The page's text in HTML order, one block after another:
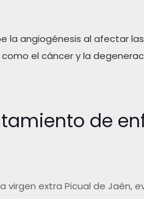
la angiogénesis al afectar
el cáncer y la
de
extra Picual de Jaén,